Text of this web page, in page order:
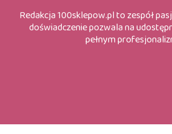
Redakcja 100sklepow.pl to zespół
doświadczenie pozwala na
pełnym